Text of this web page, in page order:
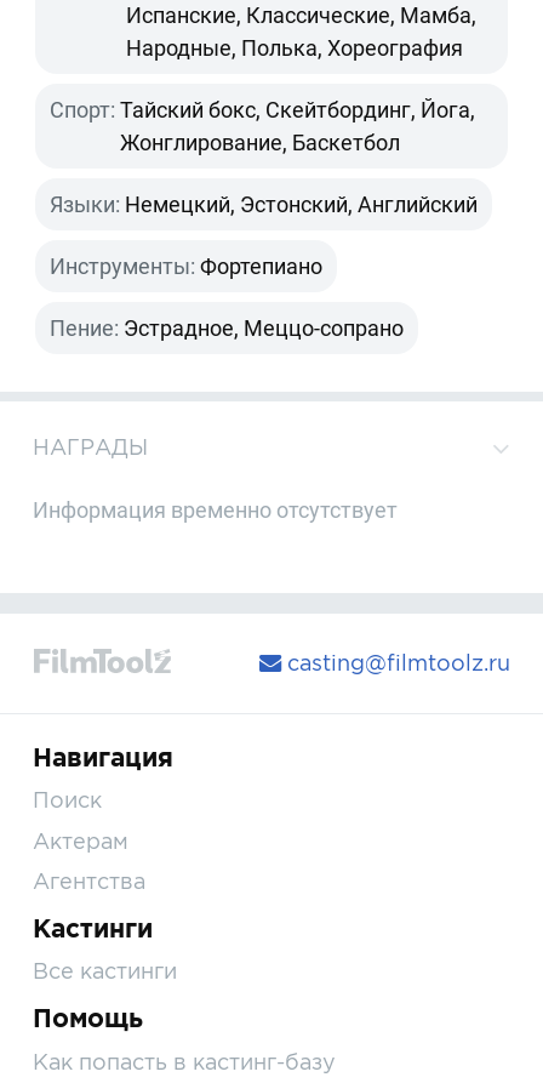
Испанские, Классические, Мамба,
Народные, Полька, Хореография
Спорт: Тайский бокс, Скейтбординг, Йога,
Жонглирование, Баскетбол
Языки: Немецкий, Эстонский, Английский
Инструменты: Фортепиано
Пение: Эстрадное, Меццо-сопрано
НАГРАДЫ
Информация временно отсутствует
casting@filmtoolz.ru
Навигация
Поиск
Актерам
Агентства
Кастинги
Все кастинги
Помощь
Как попасть в кастинг-базу